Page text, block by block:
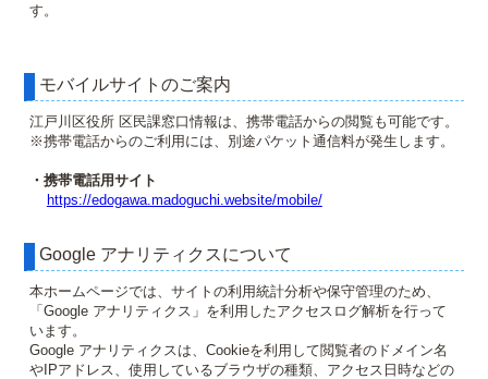
す。
モバイルサイトのご案内
江戸川区役所 区民課窓口情報は、携帯電話からの閲覧も可能です。
※携帯電話からのご利用には、別途パケット通信料が発生します。
・携帯電話用サイト
https://edogawa.madoguchi.website/mobile/
Google アナリティクスについて
本ホームページでは、サイトの利用統計分析や保守管理のため、
「Google アナリティクス」を利用したアクセスログ解析を行って
います。
Google アナリティクスは、Cookieを利用して閲覧者のドメイン名
やIPアドレス、使用しているブラウザの種類、アクセス日時などの